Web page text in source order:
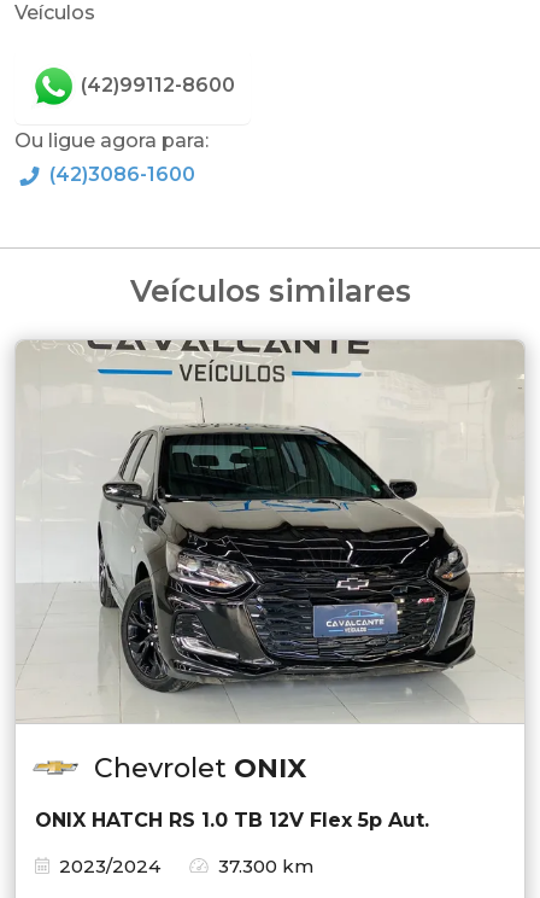
Veículos
(42)99112-8600
Ou ligue agora para:
(42)3086-1600
Veículos similares
Chevrolet ONIX
ONIX HATCH RS 1.0 TB 12V Flex 5p Aut.
2023/2024
37.300 km